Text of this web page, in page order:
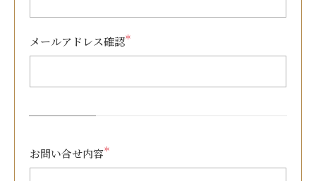
メールアドレス確認＊
お問い合せ内容＊